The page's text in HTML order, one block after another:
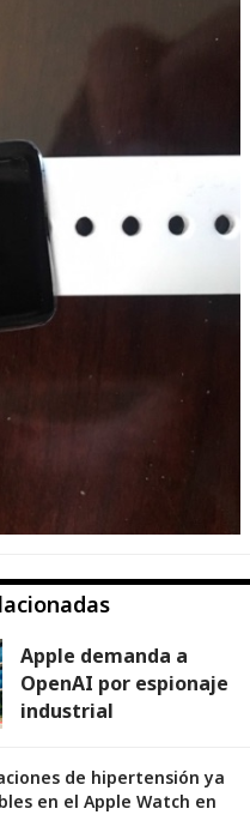
Apple demanda a
OpenAI por espionaje
industrial
de hipertensión ya
en el Apple Watch en